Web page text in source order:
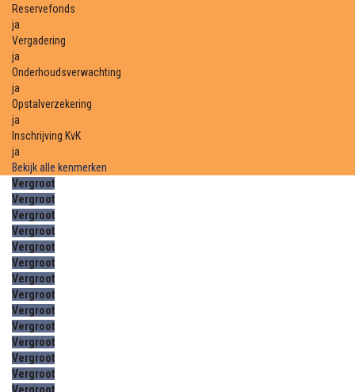
Reservefonds
ja
Vergadering
ja
Onderhoudsverwachting
ja
Opstalverzekering
ja
Inschrijving KvK
ja
Bekijk alle kenmerken
Vergroot
Vergroot
Vergroot
Vergroot
Vergroot
Vergroot
Vergroot
Vergroot
Vergroot
Vergroot
Vergroot
Vergroot
Vergroot